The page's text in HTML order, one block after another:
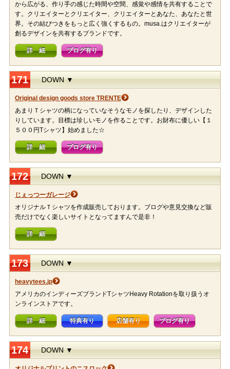
から広がる、作り手の感じた時間や空間、感覚や感情を共有することで
す。クリエイターとクリエイター、クリエイターとあなた、あなたと世
界。その結びつきをもっと広く強くするもの。musa.はクリエイターが
創るデザインを共有するブランドです。
詳 細 ブログ有り
171 DOWN ▼
Original design goods store TRENTE
あまりＴシャツの柄になっていなそうなモノを探したり、デザインした
りしています。目標は珍しいモノを作ることです。お財布に優しい【１
５００円Tシャツ】始めました☆
詳 細 ブログ有り
172 DOWN ▼
じぇっつーガレージ
オリジナルＴシャツを作成販売しております。ブログや意見交換など販
売だけでなく楽しいサイトとなってますんで是非！
詳 細
173 DOWN ▼
heavytees.jp
アメリカのインディーズブランドTシャツHeavy Rotationを取り扱うオ
ンラインストアです。
詳 細 特典有り 店舗有り ブログ有り
174 DOWN ▼